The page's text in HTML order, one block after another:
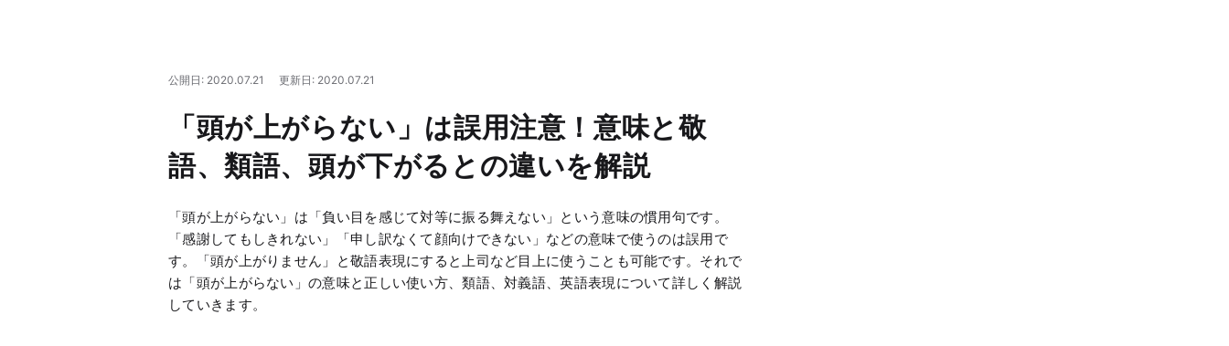
公開日: 2020.07.21 更新日: 2020.07.21
「頭が上がらない」は誤用注意！意味と敬
語、類語、頭が下がるとの違いを解説
「頭が上がらない」は「負い目を感じて対等に振る舞えない」という意味の慣用句です。
「感謝してもしきれない」「申し訳なくて顔向けできない」などの意味で使うのは誤用で
す。「頭が上がりません」と敬語表現にすると上司など目上に使うことも可能です。それで
は「頭が上がらない」の意味と正しい使い方、類語、対義語、英語表現について詳しく解説
していきます。